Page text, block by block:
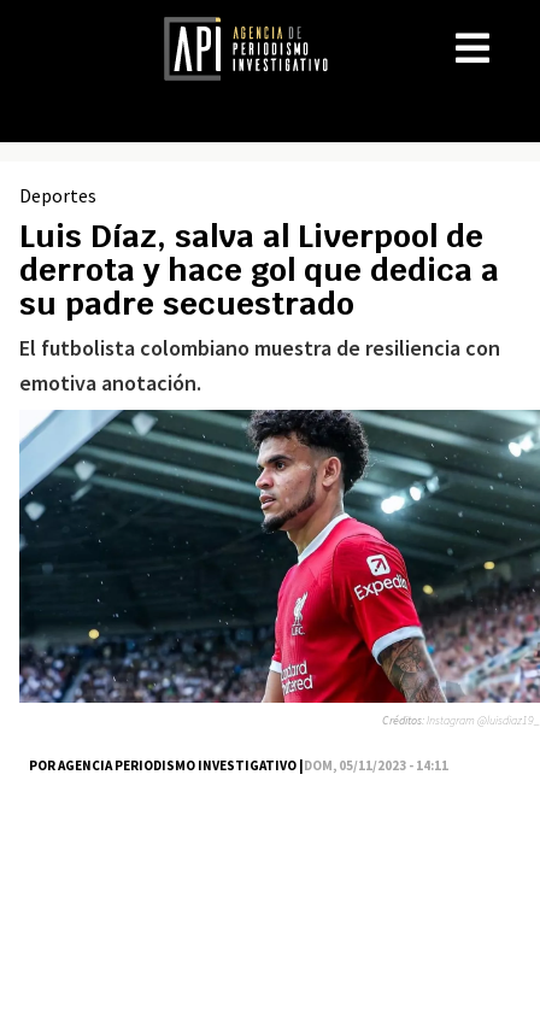
Deportes
Luis Díaz, salva al Liverpool de
derrota y hace gol que dedica a
su padre secuestrado
El futbolista colombiano muestra de resiliencia con
emotiva anotación.
POR AGENCIA PERIODISMO INVESTIGATIVO |DOM, 05/11/2023 - 14:11
Créditos:Instagram @luisdiaz19_